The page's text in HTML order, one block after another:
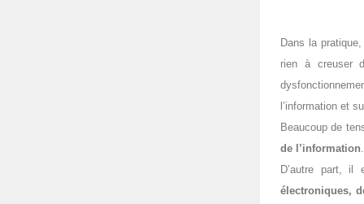
Dans la
rien à creuser
l’information et
Beaucoup de
de l’information.
D’autre part,
électroniques,